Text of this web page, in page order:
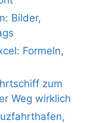
Bilder,
Formeln,
zum
Weg wirklich